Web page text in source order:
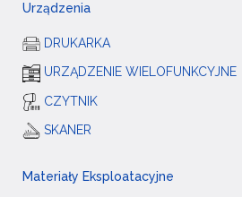
Urządzenia
DRUKARKA
URZĄDZENIE WIELOFUNKCYJNE
CZYTNIK
SKANER
Materiały Eksploatacyjne